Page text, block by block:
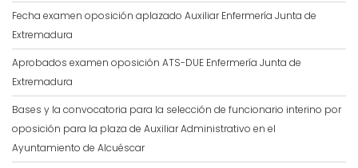
Fecha examen oposición aplazado Auxiliar Enfermería Junta de
Extremadura
Aprobados examen oposición ATS-DUE Enfermería Junta de
Extremadura
Bases y la convocatoria para la selección de funcionario interino por
oposición para la plaza de Auxiliar Administrativo en el
Ayuntamiento de Alcuéscar